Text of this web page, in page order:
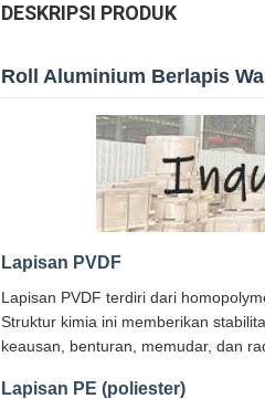
DESKRIPSI PRODUK
Roll Aluminium Berlapis
Lapisan PVDF
Lapisan PVDF terdiri dari
Struktur kimia ini memberikan
keausan, benturan, memudar, dan
Lapisan PE (poliester)